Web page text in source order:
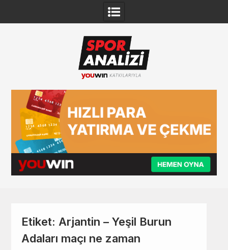
Etiket: Arjantin – Yeşil Burun
Adaları maçı ne zaman